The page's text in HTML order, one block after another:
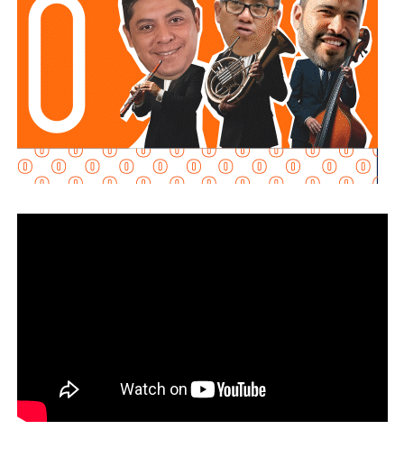
familias potosinas.
Defensa Nacional mediante la aplicación del Plan DN-III-E,